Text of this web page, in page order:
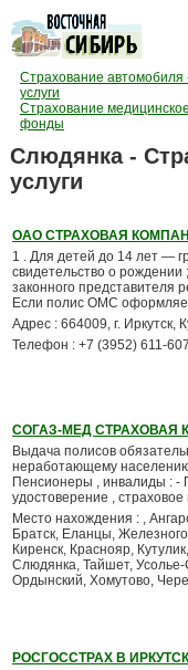
Страхование автомобиля
услуги
Страхование
фонды
Слюдянка -
услуги
ОАО СТРАХОВАЯ
1 . Для детей до 14 лет —
свидетельство о рождении
законного представителя
Если полис ОМС
Адрес : 664009, г. Иркутск,
Телефон : +7 (3952) 611-
СОГАЗ-МЕД СТРАХОВАЯ
Выдача полисов
неработающему
Пенсионеры , инвалиды : -
удостоверение ,
Место нахождения : ,
Братск, Еланцы,
Киренск, Краснояр,
Слюдянка, Тайшет, Усолье-
Ордынский, Хомутово,
РОСГОССТРАХ В